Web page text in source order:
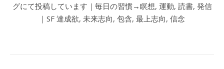
グにて投稿しています｜毎日の習慣→瞑想, 運動, 読書, 発信
｜SF 達成欲, 未来志向, 包含, 最上志向, 信念